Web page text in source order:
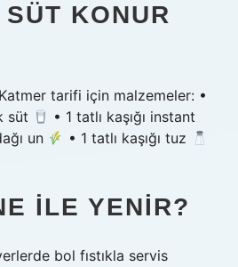
KONUR
tarifi için malzemeler: •
süt
• 1 tatlı kaşığı instant
un
• 1 tatlı kaşığı tuz
ILE YENIR?
bol fıstıkla servis